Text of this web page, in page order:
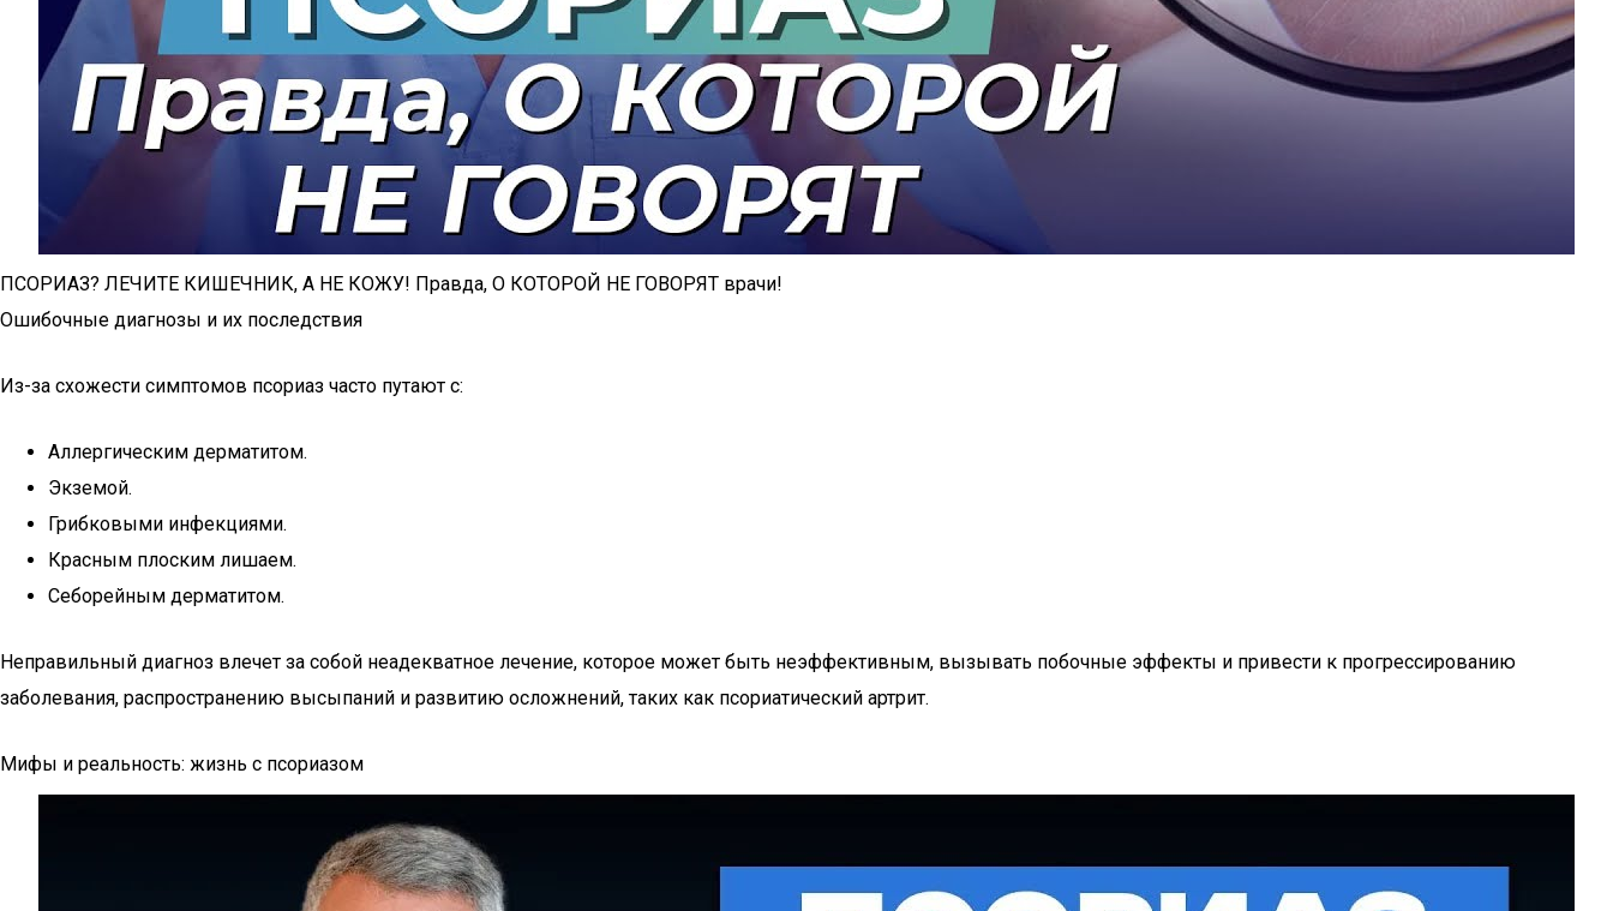
ПСОРИАЗ? ЛЕЧИТЕ КИШЕЧНИК, А НЕ КОЖУ! Правда, О КОТОРОЙ НЕ ГОВОРЯТ врачи!
Ошибочные диагнозы и их последствия
Из-за схожести симптомов псориаз часто путают с:
Аллергическим дерматитом.
Экземой.
Грибковыми инфекциями.
Красным плоским лишаем.
Себорейным дерматитом.
Неправильный диагноз влечет за собой неадекватное лечение, которое может быть неэффективным, вызывать побочные эффекты и привести к прогрессированию
заболевания, распространению высыпаний и развитию осложнений, таких как псориатический артрит.
Мифы и реальность: жизнь с псориазом